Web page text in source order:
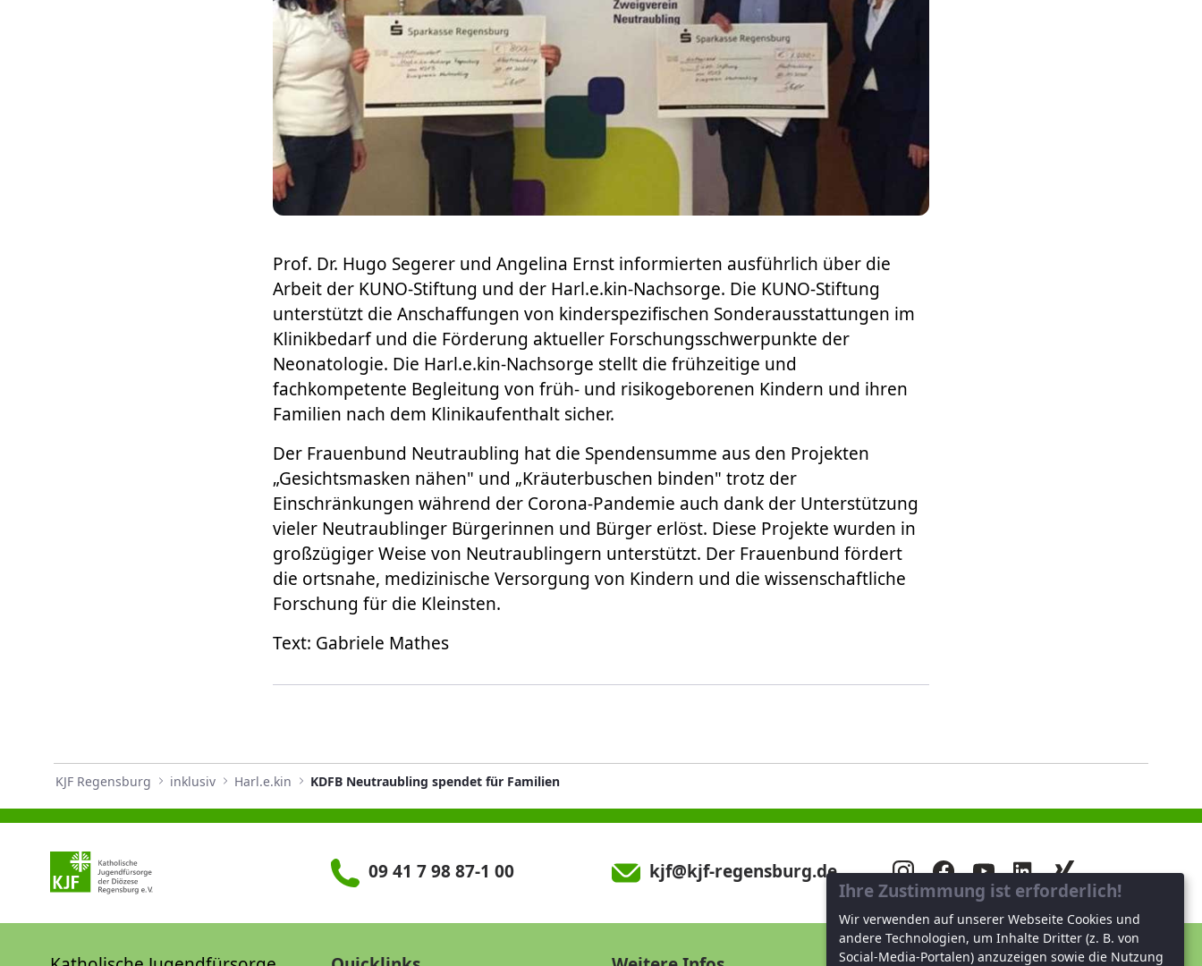
Prof. Dr. Hugo Segerer und Angelina Ernst informierten ausführlich über die
Arbeit der KUNO-Stiftung und der Harl.e.kin-Nachsorge. Die KUNO-Stiftung
unterstützt die Anschaffungen von kinderspezifischen Sonderausstattungen im
Klinikbedarf und die Förderung aktueller Forschungsschwerpunkte der
Neonatologie. Die Harl.e.kin-Nachsorge stellt die frühzeitige und
fachkompetente Begleitung von früh- und risikogeborenen Kindern und ihren
Familien nach dem Klinikaufenthalt sicher.
Der Frauenbund Neutraubling hat die Spendensumme aus den Projekten
„Gesichtsmasken nähen" und „Kräuterbuschen binden" trotz der
Einschränkungen während der Corona-Pandemie auch dank der Unterstützung
vieler Neutraublinger Bürgerinnen und Bürger erlöst. Diese Projekte wurden in
großzügiger Weise von Neutraublingern unterstützt. Der Frauenbund fördert
die ortsnahe, medizinische Versorgung von Kindern und die wissenschaftliche
Forschung für die Kleinsten.
Text: Gabriele Mathes
KJF Regensburg inklusiv Harl.e.kin KDFB Neutraubling spendet für Familien
09 41 7 98 87-1 00 kjf@kjf-regensburg.de
Ihre Zustimmung ist erforderlich!
Wir verwenden auf unserer Webseite Cookies und
andere Technologien, um Inhalte Dritter (z. B. von
Social-Media-Portalen) anzuzeigen sowie die Nutzung